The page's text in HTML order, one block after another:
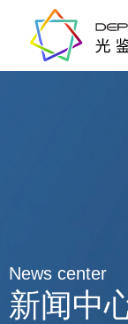
News center
新闻中